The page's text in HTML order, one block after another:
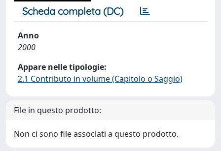
Scheda completa (DC)
Anno
2000
Appare nelle tipologie:
2.1 Contributo in volume (Capitolo o Saggio)
File in questo prodotto:
Non ci sono file associati a questo prodotto.